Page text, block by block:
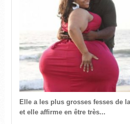
Elle a les plus grosses fesses de
et elle affirme en être très...